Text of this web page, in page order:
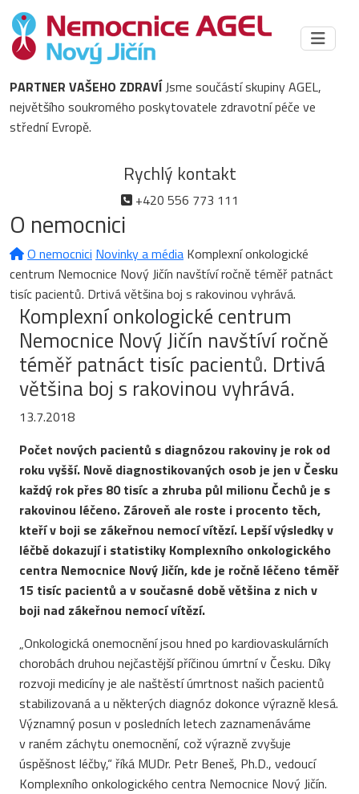
PARTNER VAŠEHO ZDRAVÍJsme součástí skupiny AGEL,
největšího soukromého poskytovatele zdravotní péče ve
střední Evropě.
Rychlý kontakt
+420 556 773 111
O nemocnici
O nemocnici Novinky a média Komplexní onkologické
centrum Nemocnice Nový Jičín navštíví ročně téměř patnáct
tisíc pacientů. Drtivá většina boj s rakovinou vyhrává.
Komplexní onkologické centrum
Nemocnice Nový Jičín navštíví ročně
téměř patnáct tisíc pacientů. Drtivá
většina boj s rakovinou vyhrává.
13.7.2018
Počet nových pacientů s diagnózou rakoviny je rok od
roku vyšší. Nově diagnostikovaných osob je jen v Česku
každý rok přes 80 tisíc a zhruba půl milionu Čechů je s
rakovinou léčeno. Zároveň ale roste i procento těch,
kteří v boji se zákeřnou nemocí vítězí. Lepší výsledky v
léčbě dokazují i statistiky Komplexního onkologického
centra Nemocnice Nový Jičín, kde je ročně léčeno téměř
15 tisíc pacientů a v současné době většina z nich v
boji nad zákeřnou nemocí vítězí.
„Onkologická onemocnění jsou hned po kardiovaskulárních
chorobách druhou nejčastější příčinou úmrtní v Česku. Díky
rozvoji medicíny je ale naštěstí úmrtnost našich pacientů
stabilizovaná a u některých diagnóz dokonce výrazně klesá.
Významný posun v posledních letech zaznamenáváme
v raném záchytu onemocnění, což výrazně zvyšuje
úspěšnost léčby,“ říká MUDr. Petr Beneš, Ph.D., vedoucí
Komplexního onkologického centra Nemocnice Nový Jičín.